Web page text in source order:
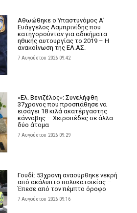
Αθωώθηκε ο Υπαστυνόμος Α’
Ευάγγελος Λαμπρινίδης που
κατηγορούνταν για αδικήματα
ηθικής αυτουργίας το 2019 – Η
ανακοίνωση της ΕΛ.ΑΣ.
7 Αυγούστου 2026 09:42
«Ελ. Βενιζέλος»: Συνελήφθη
37χρονος που προσπάθησε να
εισάγει 18 κιλά ακατέργαστης
κάνναβης – Χειροπέδες σε άλλα
δύο άτομα
7 Αυγούστου 2026 09:29
Γουδί: 53χρονη ανασύρθηκε νεκρή
από ακάλυπτο πολυκατοικίας –
Έπεσε από τον πέμπτο όροφο
7 Αυγούστου 2026 09:16